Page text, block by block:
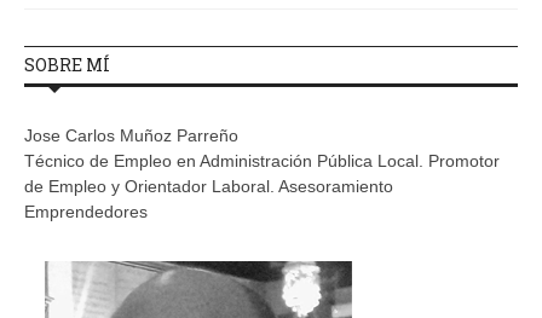
SOBRE MÍ
Jose Carlos Muñoz Parreño
Técnico de Empleo en Administración Pública Local. Promotor
de Empleo y Orientador Laboral. Asesoramiento
Emprendedores